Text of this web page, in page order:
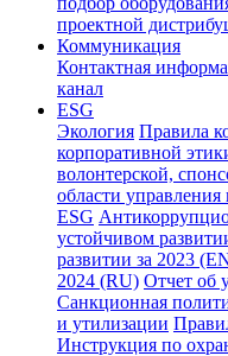
проектной
Коммуникация
Контактная
канал
ESG
Экология Правила
корпоративной
волонтерской,
области управления
ESG
устойчивом
развитии за 2023
2024 (RU) Отчет об
Санкционная
и утилизации
Инструкция по